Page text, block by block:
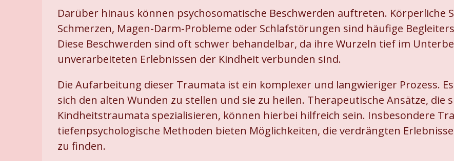
Darüber hinaus können psychosomatische Beschwerden auftreten. Körperliche
Schmerzen, Magen-Darm-Probleme oder Schlafstörungen sind häufige
Diese Beschwerden sind oft schwer behandelbar, da ihre Wurzeln tief im
unverarbeiteten Erlebnissen der Kindheit verbunden sind.
Die Aufarbeitung dieser Traumata ist ein komplexer und langwieriger Prozess.
sich den alten Wunden zu stellen und sie zu heilen. Therapeutische Ansätze, die
Kindheitstraumata spezialisieren, können hierbei hilfreich sein. Insbesondere
tiefenpsychologische Methoden bieten Möglichkeiten, die verdrängten
zu finden.